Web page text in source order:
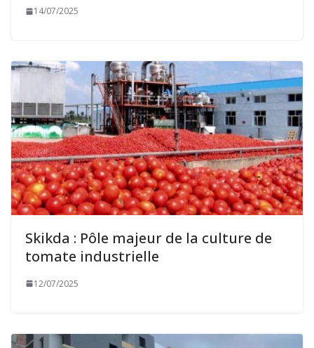
14/07/2025
Skikda : Pôle majeur de la culture de
tomate industrielle
12/07/2025